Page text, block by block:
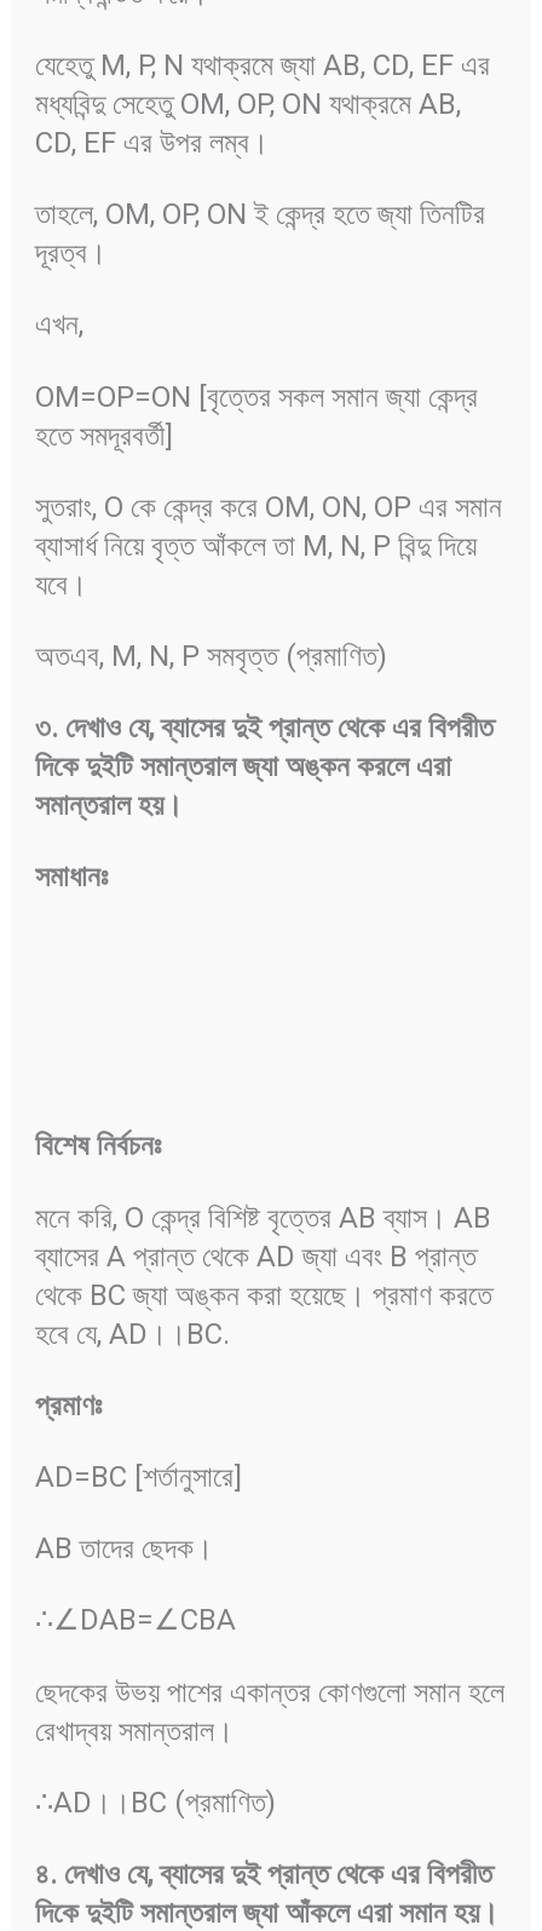
যেহেতু M, P, N যথাক্রমে জ্যা AB, CD, EF এর
মধ্যবিন্দু সেহেতু OM, OP, ON যথাক্রমে AB,
CD, EF এর উপর লম্ব।
তাহলে, OM, OP, ON ই কেন্দ্র হতে জ্যা তিনটির
দূরত্ব।
এখন,
OM=OP=ON [বৃত্তের সকল সমান জ্যা কেন্দ্র
হতে সমদূরবর্তী]
সুতরাং, O কে কেন্দ্র করে OM, ON, OP এর সমান
ব্যাসার্ধ নিয়ে বৃত্ত আঁকলে তা M, N, P বিন্দু দিয়ে
যবে।
অতএব, M, N, P সমবৃত্ত (প্রমাণিত)
৩. দেখাও যে,ব্যাসের দুই প্রান্ত থেকে এর বিপরীত
দিকে দুইটি সমান্তরাল জ্যা অঙ্কন করলে এরা
সমান্তরাল হয়।
সমাধানঃ
বিশেষ নির্বচনঃ
মনে করি, O কেন্দ্র বিশিষ্ট বৃত্তের AB ব্যাস। AB
ব্যাসের A প্রান্ত থেকে AD জ্যা এবং B প্রান্ত
থেকে BC জ্যা অঙ্কন করা হয়েছে। প্রমাণ করতে
হবে যে, AD।।BC.
প্রমাণঃ
AD=BC [শর্তানুসারে]
AB তাদের ছেদক।
∴∠DAB=∠CBA
ছেদকের উভয় পাশের একান্তর কোণগুলো সমান হলে
রেখাদ্বয় সমান্তরাল।
∴AD।।BC (প্রমাণিত)
৪. দেখাও যে,ব্যাসের দুই প্রান্ত থেকে এর বিপরীত
দিকে দুইটি সমান্তরাল জ্যা আঁকলে এরা সমান হয়।